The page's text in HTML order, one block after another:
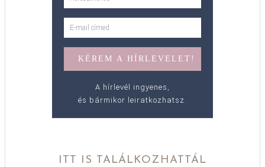
A hírlevél ingyenes,
és bármikor leiratkozhatsz.
ITT IS TALÁLKOZHATTÁL